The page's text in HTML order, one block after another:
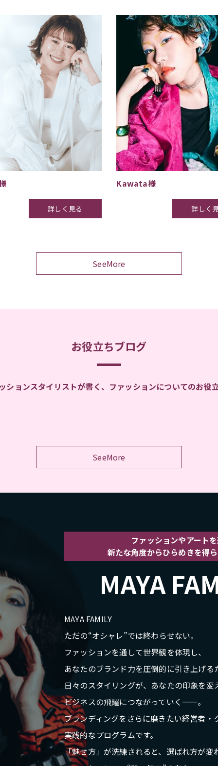
詳しく見る
Kawata様
詳しく
SeeMore
お役立ちブログ
ションスタイリストが書く、ファッションについてのお役
SeeMore
ファッションやアート
新たな角度からひらめきを得
MAYA
MAYA FAMILY
ただの“オシャレ”では終わらせない。
ファッションを通して世界観を体現し、
あなたのブランド力を圧倒的に引き上げ
日々のスタイリングが、あなたの印象を変
ビジネスの飛躍につながっていく——。
ブランディングをさらに磨きたい経営者・
実践的なプログラムです。
「魅せ方」が洗練されると、選ばれ方が変